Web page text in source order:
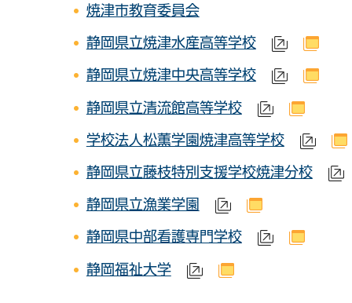
焼津市教育委員会
静岡県立焼津水産高等学校 （外部サ
（別
静岡県立焼津中央高等学校 （外部サ
（別
静岡県立清流館高等学校 （外部サイ
（別ウ
学校法人松薫学園焼津高等学校 （外
静岡県立藤枝特別支援学校焼津分校
静岡県立漁業学園 （外部サイトへリ
（別ウインド
静岡県中部看護専門学校 （外部サイ
（別ウ
静岡福祉大学 （外部サイトへリンク）
（別ウインドウで